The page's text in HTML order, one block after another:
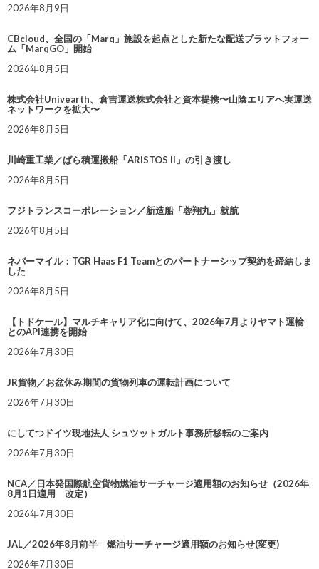
2026年8月9日
CBcloud、全国の「Marq」施設を起点とした新たな配送プラットフォー
ム「MarqGO」開始
2026年8月5日
株式会社Univearth、倉吉運送株式会社と資本提携〜山陰エリアへ実運送
ネットワークを拡大〜
2026年8月5日
川崎重工業／ばら積運搬船「ARISTOS II」の引き渡し
2026年8月5日
フジトランスコーポレーション／新造船「蓉翔丸」就航
2026年8月5日
ネバーマイル：TGR Haas F1 Teamとのパートナーシップ契約を締結しま
した
2026年8月5日
【トドケール】マルチキャリア化に向けて、2026年7月よりヤマト運輸
とのAPI連携を開始
2026年7月30日
JR貨物／お盆休み期間の貨物列車の運転計画について
2026年7月30日
にしてつドイツ現地法人 シュツットガルト事務所移転のご案内
2026年7月30日
NCA／日本発国際航空貨物燃油サーチャージ適用額のお知らせ（2026年
8月1日適用 改定）
2026年7月30日
JAL／2026年8月前半 燃油サーチャージ適用額のお知らせ(変更)
2026年7月30日